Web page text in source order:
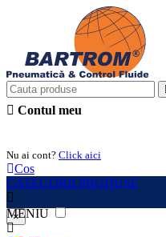
Contul meu
Nu ai cont? Click aici
Cos
CATEGORII PRODUSE
MENIU
×